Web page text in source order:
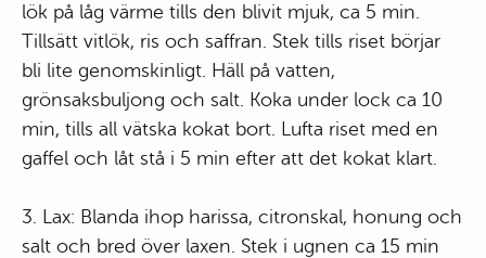
lök på låg värme tills den blivit mjuk, ca 5 min.
Tillsätt vitlök, ris och saffran. Stek tills riset börjar
bli lite genomskinligt. Häll på vatten,
grönsaksbuljong och salt. Koka under lock ca 10
min, tills all vätska kokat bort. Lufta riset med en
gaffel och låt stå i 5 min efter att det kokat klart.
3. Lax: Blanda ihop harissa, citronskal, honung och
salt och bred över laxen. Stek i ugnen ca 15 min